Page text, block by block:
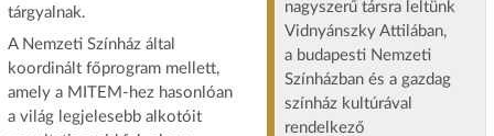
nagyszerű társra leltünk
Vidnyánszky Attilában,
a budapesti Nemzeti
Színházban és a gazdag
színház kultúrával
rendelkező
tárgyalnak.
A Nemzeti Színház által
koordinált főprogram mellett,
amely a MITEM-hez hasonlóan
a világ legjelesebb alkotóit